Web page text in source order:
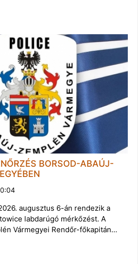
BORSOD-ABAÚJ-
augusztus 6-án rendezik a
labdarúgó mérkőzést. A
Vármegyei Rendőr-főkapitán…